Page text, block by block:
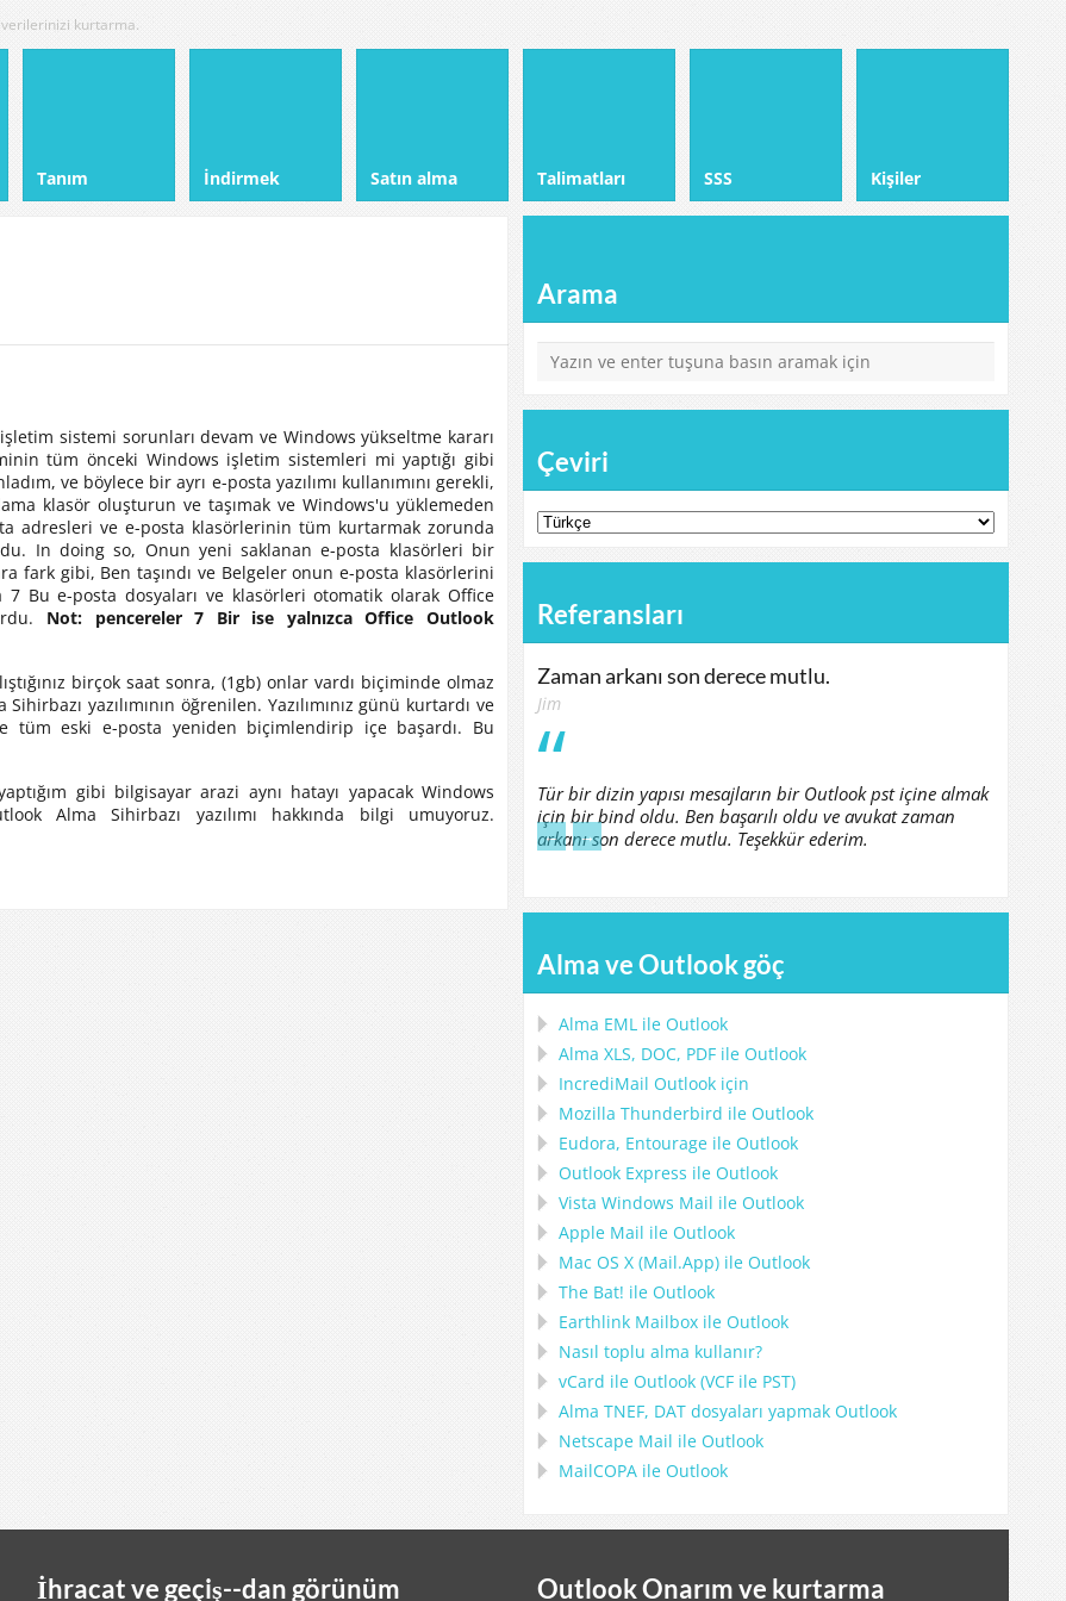
kurtarma.
Tanım İndirmek Satın alma Talimatları SSS Kişiler
sistemi sorunları devam ve Windows yükseltme kararı
tüm önceki Windows işletim sistemleri mi yaptığı gibi
ve böylece bir ayrı e-posta yazılımı kullanımını gerekli,
klasör oluşturun ve taşımak ve Windows'u yüklemeden
adresleri ve e-posta klasörlerinin tüm kurtarmak zorunda
In doing so, Onun yeni saklanan e-posta klasörleri bir
fark gibi, Ben taşındı ve Belgeler onun e-posta klasörlerini
7 Bu e-posta dosyaları ve klasörleri otomatik olarak Office
Not:
pencereler 7 Bir ise yalnızca Office Outlook
birçok saat sonra, (1gb) onlar vardı biçiminde olmaz
yazılımının öğrenilen. Yazılımınız günü kurtardı ve
eski e-posta yeniden biçimlendirip içe başardı. Bu
gibi bilgisayar arazi aynı hatayı yapacak Windows
Alma Sihirbazı yazılımı hakkında bilgi umuyoruz.
Arama
Çeviri
Referansları
Zaman arkanı son derece mutlu.
Jim
Tür bir dizin yapısı mesajların bir Outlook pst içine almak
için bir bind oldu. Ben başarılı oldu ve avukat zaman
arkanı son derece mutlu. Teşekkür ederim.
← →
Alma ve Outlook göç
Alma EML ile Outlook
Alma XLS, DOC, PDF ile Outlook
IncrediMail Outlook için
Mozilla Thunderbird ile Outlook
Eudora, Entourage ile Outlook
Outlook Express ile Outlook
Vista Windows Mail ile Outlook
Apple Mail ile Outlook
Mac OS X (Mail.App) ile Outlook
The Bat! ile Outlook
Earthlink Mailbox ile Outlook
Nasıl toplu alma kullanır?
vCard ile Outlook (VCF ile PST)
Alma TNEF, DAT dosyaları yapmak Outlook
Netscape Mail ile Outlook
MailCOPA ile Outlook
İhracat ve geçiş--dan görünüm Outlook Onarım ve kurtarma